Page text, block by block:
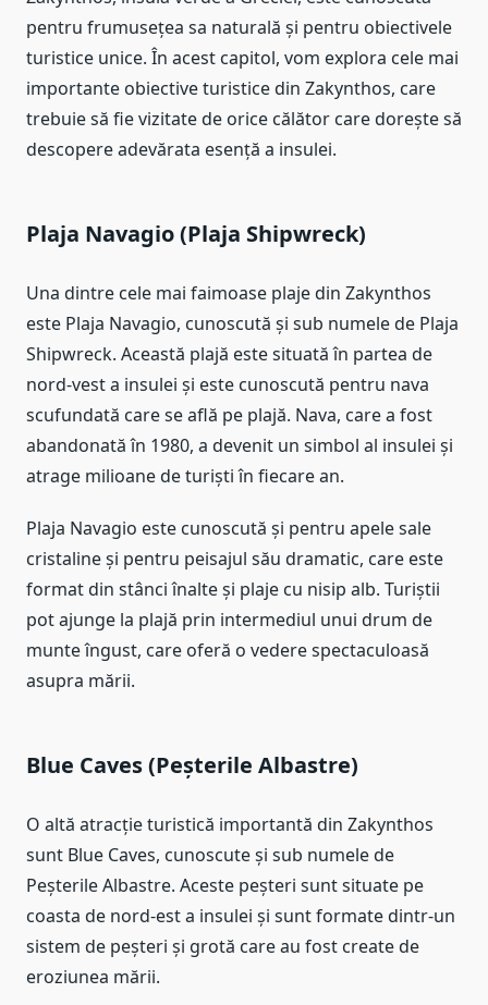
pentru frumusețea sa naturală și pentru obiectivele
turistice unice. În acest capitol, vom explora cele mai
importante obiective turistice din Zakynthos, care
trebuie să fie vizitate de orice călător care dorește să
descopere adevărata esență a insulei.
Plaja Navagio (Plaja Shipwreck)
Una dintre cele mai faimoase plaje din Zakynthos
este Plaja Navagio, cunoscută și sub numele de Plaja
Shipwreck. Această plajă este situată în partea de
nord-vest a insulei și este cunoscută pentru nava
scufundată care se află pe plajă. Nava, care a fost
abandonată în 1980, a devenit un simbol al insulei și
atrage milioane de turiști în fiecare an.
Plaja Navagio este cunoscută și pentru apele sale
cristaline și pentru peisajul său dramatic, care este
format din stânci înalte și plaje cu nisip alb. Turiștii
pot ajunge la plajă prin intermediul unui drum de
munte îngust, care oferă o vedere spectaculoasă
asupra mării.
Blue Caves (Peșterile Albastre)
O altă atracție turistică importantă din Zakynthos
sunt Blue Caves, cunoscute și sub numele de
Peșterile Albastre. Aceste peșteri sunt situate pe
coasta de nord-est a insulei și sunt formate dintr-un
sistem de peșteri și grotă care au fost create de
eroziunea mării.